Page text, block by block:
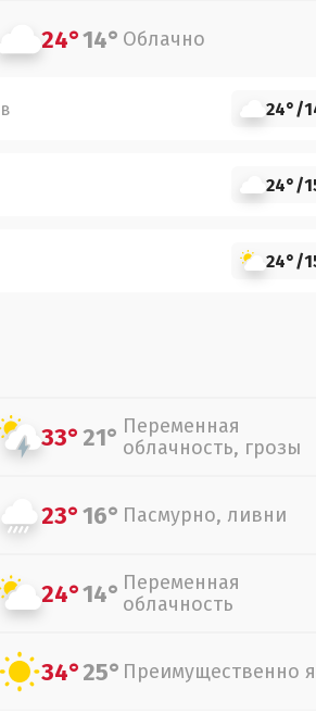
24°14° Облачно
24°/
24°/
24°/
33°21° Переменная
облачность, грозы
23°16° Пасмурно, ливни
24°14° Переменная
облачность
34°25° Преимущественно